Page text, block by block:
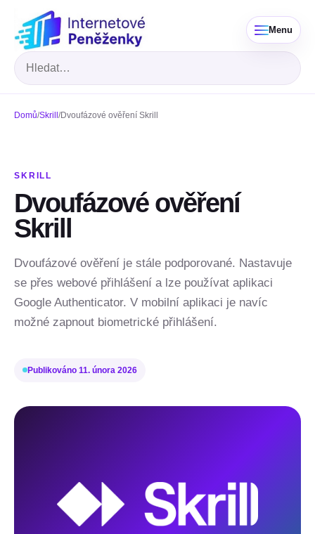
Menu
Hledat
Domů/Skrill /Dvoufázové ověření Skrill
SKRILL
Dvoufázové ověření
Skrill
Dvoufázové ověření je stále podporované. Nastavuje
se přes webové přihlášení a lze používat aplikaci
Google Authenticator. V mobilní aplikaci je navíc
možné zapnout biometrické přihlášení.
Publikováno 11. února 2026